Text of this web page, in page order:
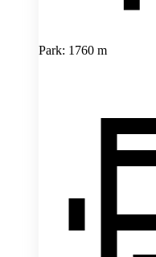
Park: 1760 m